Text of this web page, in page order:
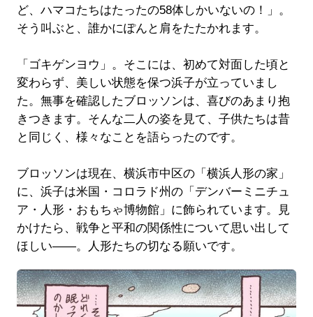
ど、ハマコたちはたったの58体しかいないの！」。
そう叫ぶと、誰かにぽんと肩をたたかれます。
「ゴキゲンヨウ」。そこには、初めて対面した頃と
変わらず、美しい状態を保つ浜子が立っていまし
た。無事を確認したブロッソンは、喜びのあまり抱
きつきます。そんな二人の姿を見て、子供たちは昔
と同じく、様々なことを語らったのです。
ブロッソンは現在、横浜市中区の「横浜人形の家」
に、浜子は米国・コロラド州の「デンバーミニチュ
ア・人形・おもちゃ博物館」に飾られています。見
かけたら、戦争と平和の関係性について思い出して
ほしい――。人形たちの切なる願いです。